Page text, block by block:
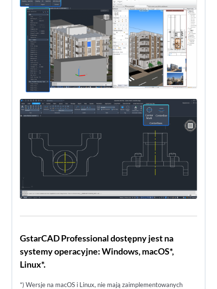
GstarCAD Professional dostępny jest na
systemy operacyjne: Windows, macOS*,
Linux*.
*) Wersje na macOS i Linux, nie mają zaimplementowanych